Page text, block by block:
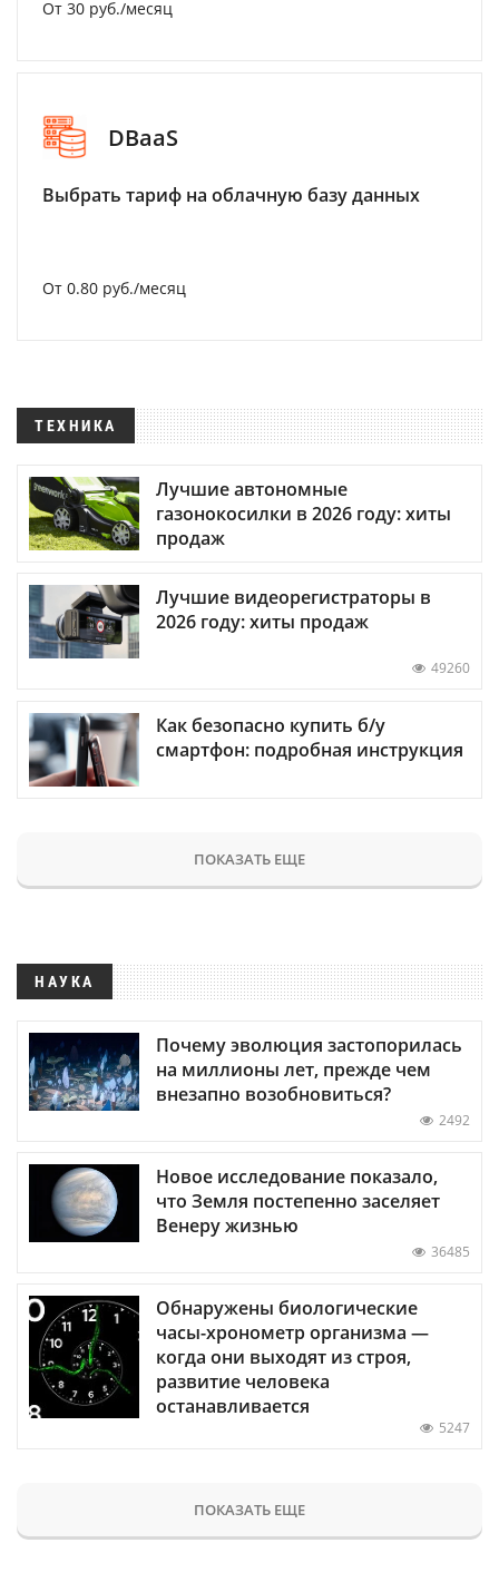
От 30 руб./месяц
DBaaS
Выбрать тариф на облачную базу данных
От 0.80 руб./месяц
ТЕХНИКА
Лучшие автономные
газонокосилки в 2026 году: хиты
продаж
Лучшие видеорегистраторы в
2026 году: хиты продаж
49260
Как безопасно купить б/у
смартфон: подробная инструкция
ПОКАЗАТЬ ЕЩЕ
НАУКА
Почему эволюция застопорилась
на миллионы лет, прежде чем
внезапно возобновиться?
2492
Новое исследование показало,
что Земля постепенно заселяет
Венеру жизнью
36485
Обнаружены биологические
часы-хронометр организма —
когда они выходят из строя,
развитие человека
останавливается
5247
ПОКАЗАТЬ ЕЩЕ